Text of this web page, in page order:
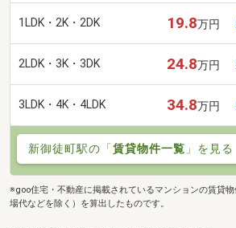
1LDK・2K・2DK 19.8万円
2LDK・3K・3DK 24.8万円
3LDK・4K・4LDK 34.8万円
新御徒町駅の「賃貸物件一覧 」を見る
※goo住宅・不動産に掲載されているマンションの賃貸
場代などを除く）を算出したものです。